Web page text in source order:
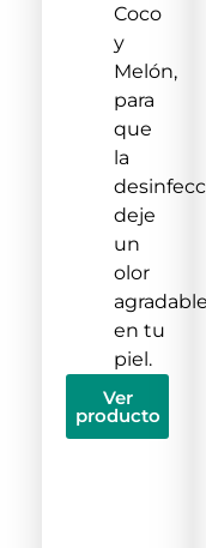
Coco
y
Melón,
para
que
la
deje
un
olor
agradable
en tu
piel.
Ver
producto